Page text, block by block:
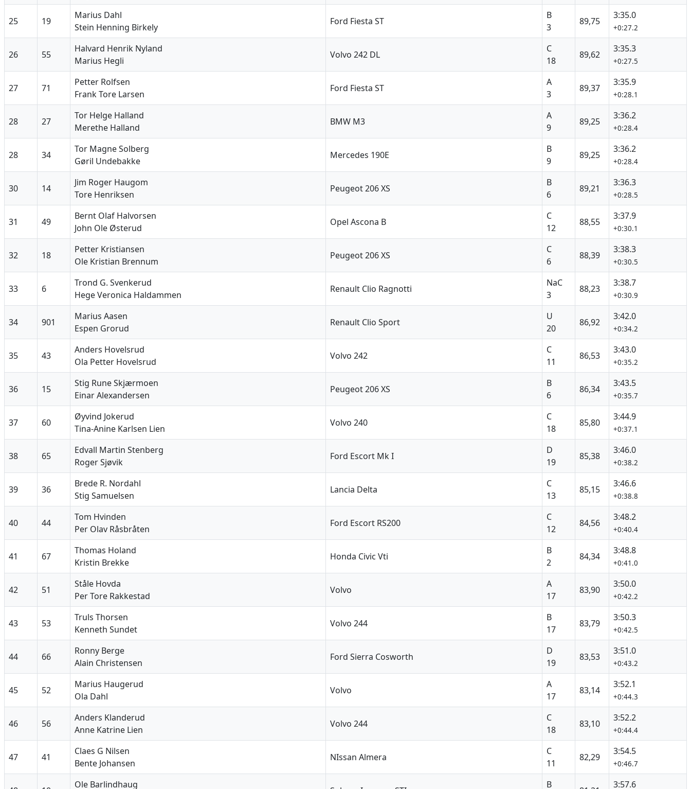
25 19
Marius Dahl
Stein Henning Birkely
Ford Fiesta ST
B
3
89,75
3:35.0
+0:27.2
26 55
Halvard Henrik Nyland
Marius Hegli
Volvo 242 DL
C
18
89,62
3:35.3
+0:27.5
27 71
Petter Rolfsen
Frank Tore Larsen
Ford Fiesta ST
A
3
89,37
3:35.9
+0:28.1
28 27
Tor Helge Halland
Merethe Halland
BMW M3
A
9
89,25
3:36.2
+0:28.4
28 34
Tor Magne Solberg
Gøril Undebakke
Mercedes 190E
B
9
89,25
3:36.2
+0:28.4
30 14
Jim Roger Haugom
Tore Henriksen
Peugeot 206 XS
B
6
89,21
3:36.3
+0:28.5
31 49
Bernt Olaf Halvorsen
John Ole Østerud
Opel Ascona B
C
12
88,55
3:37.9
+0:30.1
32 18
Petter Kristiansen
Ole Kristian Brennum
Peugeot 206 XS
C
6
88,39
3:38.3
+0:30.5
33 6
Trond G. Svenkerud
Hege Veronica Haldammen
Renault Clio Ragnotti
NaC
3
88,23
3:38.7
+0:30.9
34 901
Marius Aasen
Espen Grorud
Renault Clio Sport
U
20
86,92
3:42.0
+0:34.2
35 43
Anders Hovelsrud
Ola Petter Hovelsrud
Volvo 242
C
11
86,53
3:43.0
+0:35.2
36 15
Stig Rune Skjærmoen
Einar Alexandersen
Peugeot 206 XS
B
6
86,34
3:43.5
+0:35.7
37 60
Øyvind Jokerud
Tina-Anine Karlsen Lien
Volvo 240
C
18
85,80
3:44.9
+0:37.1
38 65
Edvall Martin Stenberg
Roger Sjøvik
Ford Escort Mk I
D
19
85,38
3:46.0
+0:38.2
39 36
Brede R. Nordahl
Stig Samuelsen
Lancia Delta
C
13
85,15
3:46.6
+0:38.8
40 44
Tom Hvinden
Per Olav Råsbråten
Ford Escort RS200
C
12
84,56
3:48.2
+0:40.4
41 67
Thomas Holand
Kristin Brekke
Honda Civic Vti
B
2
84,34
3:48.8
+0:41.0
42 51
Ståle Hovda
Per Tore Rakkestad
Volvo
A
17
83,90
3:50.0
+0:42.2
43 53
Truls Thorsen
Kenneth Sundet
Volvo 244
B
17
83,79
3:50.3
+0:42.5
44 66
Ronny Berge
Alain Christensen
Ford Sierra Cosworth
D
19
83,53
3:51.0
+0:43.2
45 52
Marius Haugerud
Ola Dahl
Volvo
A
17
83,14
3:52.1
+0:44.3
46 56
Anders Klanderud
Anne Katrine Lien
Volvo 244
C
18
83,10
3:52.2
+0:44.4
47 41
Claes G Nilsen
Bente Johansen
NIssan Almera
C
11
82,29
3:54.5
+0:46.7
Ole Barlindhaug B 3:57.6